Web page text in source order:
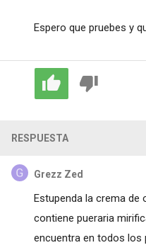
Espero que pruebes y
RESPUESTA
Grezz Zed
Estupenda la crema
contiene pueraria
encuentra en todos los